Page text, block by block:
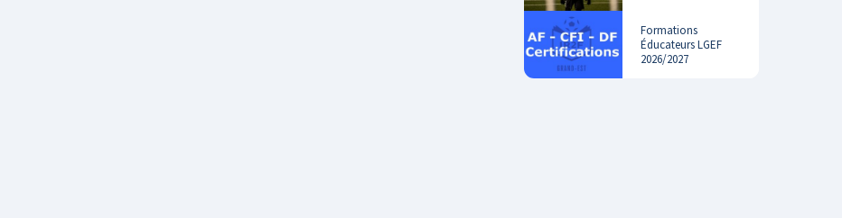
Formations
Éducateurs LGEF
2026/2027